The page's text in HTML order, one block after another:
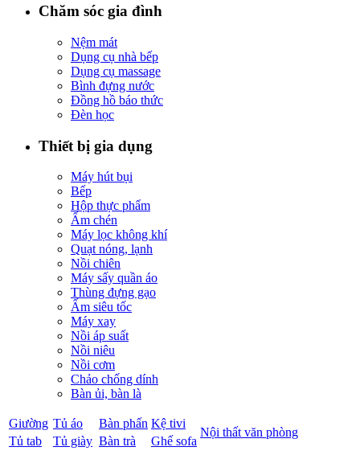
Chăm sóc gia đình
Nệm mát
Dụng cụ nhà bếp
Dụng cụ massage
Bình đựng nước
Đồng hồ báo thức
Đèn học
Thiết bị gia dụng
Máy hút bụi
Bếp
Hộp thực phẩm
Ấm chén
Máy lọc không khí
Quạt nóng, lạnh
Nồi chiên
Máy sấy quần áo
Thùng đựng gạo
Ấm siêu tốc
Máy xay
Nồi áp suất
Nồi niêu
Nồi cơm
Chảo chống dính
Bàn ủi, bàn là
Giường Tủ áo Bàn phấn Kệ tivi
Nội thất văn phòng
Tủ tab Tủ giày Bàn trà
Ghế sofa